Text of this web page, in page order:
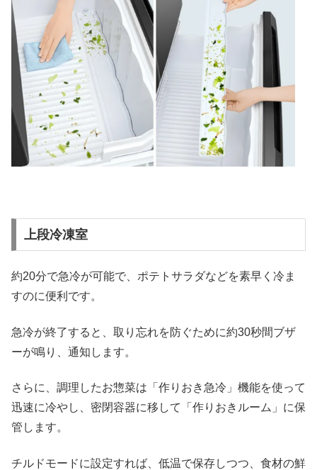
上段冷凍室
約20分で急冷が可能で、ポテトサラダなどを素早く冷ま
すのに便利です。
急冷が終了すると、取り忘れを防ぐために約30秒間ブザ
ーが鳴り、通知します。
さらに、調理したお惣菜は「作りおき急冷」機能を使って
迅速に冷やし、密閉容器に移して「作りおきルーム」に保
管します。
チルドモードに設定すれば、低温で保存しつつ、食材の鮮